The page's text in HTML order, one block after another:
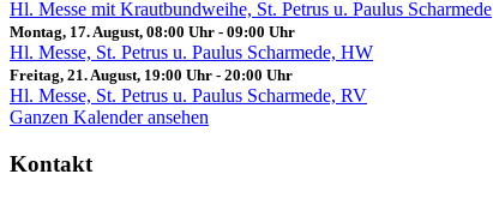
Hl. Messe mit Krautbundweihe, St. Petrus u. Paulus Scharmede
Montag, 17. August, 08:00 Uhr - 09:00 Uhr
Hl. Messe, St. Petrus u. Paulus Scharmede, HW
Freitag, 21. August, 19:00 Uhr - 20:00 Uhr
Hl. Messe, St. Petrus u. Paulus Scharmede, RV
Ganzen Kalender ansehen
Kontakt